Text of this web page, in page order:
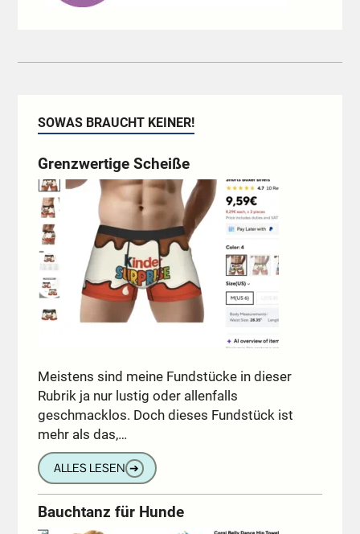
SOWAS BRAUCHT KEINER!
Grenzwertige Scheiße
Meistens sind meine Fundstücke in dieser
Rubrik ja nur lustig oder allenfalls
geschmacklos. Doch dieses Fundstück ist
mehr als das,…
ALLES LESEN ➔
Bauchtanz für Hunde